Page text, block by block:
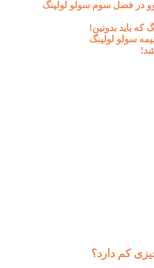
در فصل سوم سولو لولینگ
که باید بدونین!
سولو لولینگ
کم دارد؟